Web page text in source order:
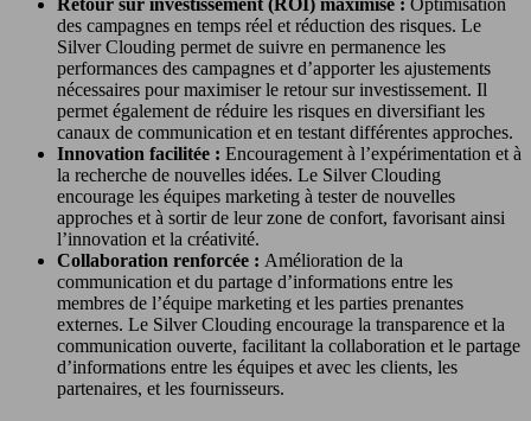
des campagnes en temps réel et réduction des risques. Le
Silver Clouding permet de suivre en permanence les
performances des campagnes et d’apporter les ajustements
nécessaires pour maximiser le retour sur investissement. Il
permet également de réduire les risques en diversifiant les
canaux de communication et en testant différentes approches.
Innovation facilitée : Encouragement à l’expérimentation et à
la recherche de nouvelles idées. Le Silver Clouding
encourage les équipes marketing à tester de nouvelles
approches et à sortir de leur zone de confort, favorisant ainsi
l’innovation et la créativité.
Collaboration renforcée : Amélioration de la
communication et du partage d’informations entre les
membres de l’équipe marketing et les parties prenantes
externes. Le Silver Clouding encourage la transparence et la
communication ouverte, facilitant la collaboration et le partage
d’informations entre les équipes et avec les clients, les
partenaires, et les fournisseurs.